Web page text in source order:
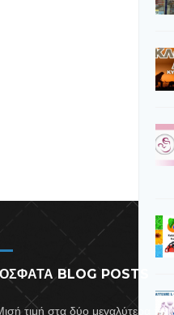
BLOG POSTS
τιμή στα δύο μεγαλύτερα